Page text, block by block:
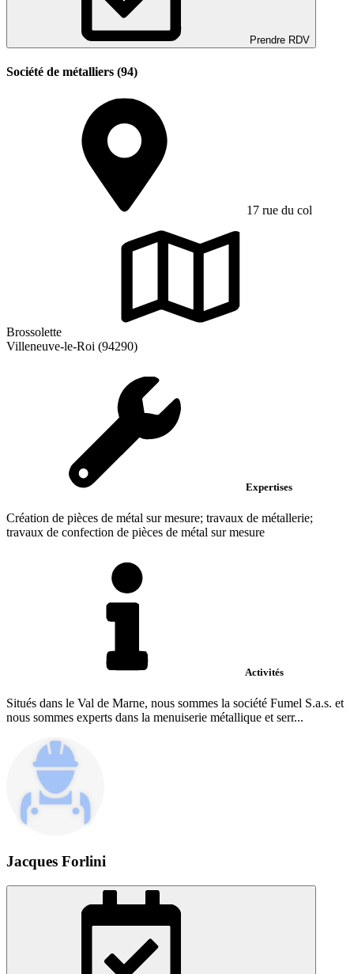
Prendre RDV
Société de métalliers (94)
17 rue du col
Brossolette
Villeneuve-le-Roi (94290)
Expertises
Création de pièces de métal sur mesure; travaux de métallerie;
travaux de confection de pièces de métal sur mesure
Activités
Situés dans le Val de Marne, nous sommes la société Fumel S.a.s. et
nous sommes experts dans la menuiserie métallique et serr...
Jacques Forlini